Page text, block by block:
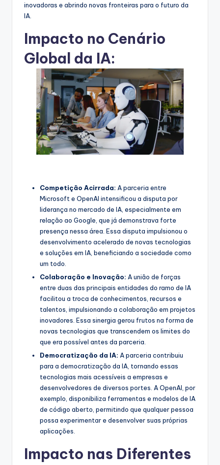
inovadoras e abrindo novas fronteiras para o futuro da
IA.
Impacto no Cenário
Global da IA:
Competição Acirrada: A parceria entre
Microsoft e OpenAI intensificou a disputa por
liderança no mercado de IA, especialmente em
relação ao Google, que já demonstrava forte
presença nessa área. Essa disputa impulsionou o
desenvolvimento acelerado de novas tecnologias
e soluções em IA, beneficiando a sociedade como
um todo.
Colaboração e Inovação: A união de forças
entre duas das principais entidades do ramo de IA
facilitou a troca de conhecimentos, recursos e
talentos, impulsionando a colaboração em projetos
inovadores. Essa sinergia gerou frutos na forma de
novas tecnologias que transcendem os limites do
que era possível antes da parceria.
Democratização da IA: A parceria contribuiu
para a democratização da IA, tornando essas
tecnologias mais acessíveis a empresas e
desenvolvedores de diversos portes. A OpenAI, por
exemplo, disponibiliza ferramentas e modelos de IA
de código aberto, permitindo que qualquer pessoa
possa experimentar e desenvolver suas próprias
aplicações.
Impacto nas Diferentes